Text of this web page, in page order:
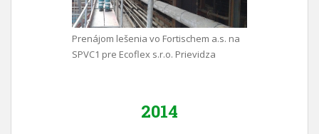
Prenájom lešenia vo Fortischem a.s. na
SPVC1 pre Ecoflex s.r.o. Prievidza
2014